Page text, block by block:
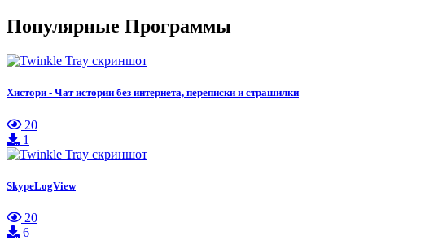
Популярные Программы
Хистори - Чат истории без интернета, переписки и страшилки
20
1
SkypeLogView
20
6